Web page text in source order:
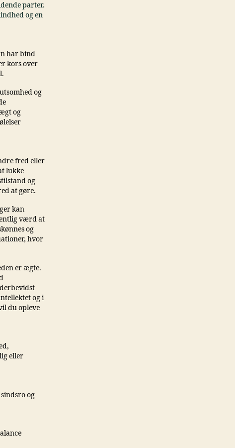
parter.
og en
har bind
kors over
og
og
fred eller
lukke
og
at gøre.
kan
værd at
og
hvor
er ægte.
og i
du opleve
eller
og